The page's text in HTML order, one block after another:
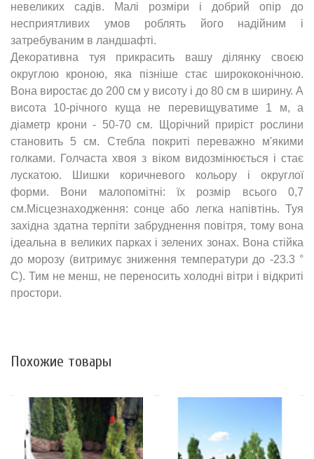
невеликих садів. Малі розміри і добрий опір до
несприятливих умов роблять його надійним і
затребуваним в ландшафті.
Декоративна туя прикрасить вашу ділянку своєю
округлою кроною, яка пізніше стає ширококонічною.
Вона виростає до 200 см у висоту і до 80 см в ширину. А
висота 10-річного куща не перевищуватиме 1 м, а
діаметр крони - 50-70 см. Щорічний приріст рослини
становить 5 см. Стебла покриті переважно м'якими
голками. Голчаста хвоя з віком видозмінюється і стає
лускатою. Шишки коричневого кольору і округлої
форми. Вони малопомітні: їх розмір всього 0,7
см.Місцезнаходження: сонце або легка напівтінь. Туя
західна здатна терпіти забруднення повітря, тому вона
ідеальна в великих парках і зелених зонах. Вона стійка
до морозу (витримує зниження температури до -23.3 °
C). Тим не менш, не переносить холодні вітри і відкриті
простори.
Похожие товары